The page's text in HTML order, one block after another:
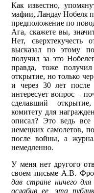
Как известно,
мафии, Ландау Нобеля
предположение по
Ага, скажете вы,
Нет,
высказал по этому
получил за это
правда, тоже
открытие, но только
и через 30 лет
интересует вопрос –
сделавший открытие,
комитету для
описал? Это ведь
немецких самолетов,
после войны, а
немедленно.
У меня нет другого
своем письме А.В.
дав стране ничего
ослабив ее, эта